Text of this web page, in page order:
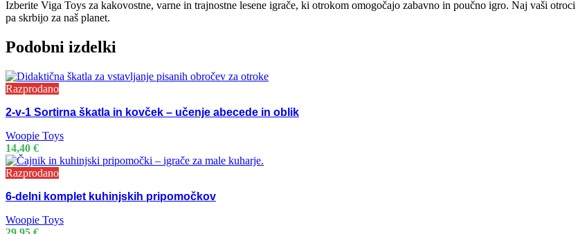
Izberite Viga Toys za kakovostne, varne in trajnostne lesene igrače, ki otrokom omogočajo zabavno in poučno igro. Naj vaši
pa skrbijo za naš planet.
Podobni izdelki
Razprodano
2-v-1 Sortirna škatla in kovček – učenje abecede in oblik
Woopie Toys
14,40 €
Razprodano
6-delni komplet kuhinjskih pripomočkov
Woopie Toys